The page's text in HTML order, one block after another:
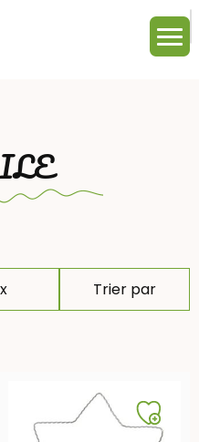
Trier par